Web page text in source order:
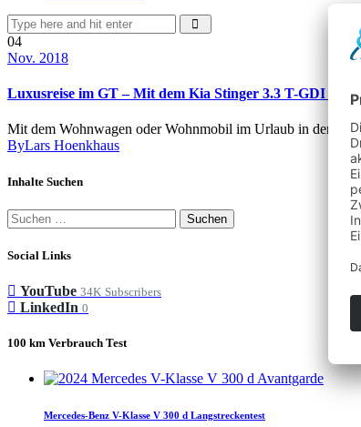
04
Nov. 2018
Luxusreise im GT – Mit dem Kia Stinger 3.3 T-GDI
Mit dem Wohnwagen oder Wohnmobil im Urlaub in den
ByLars Hoenkhaus
Inhalte Suchen
Suchen
nach:
Social Links
YouTube 34K Subscribers
LinkedIn 0
100 km Verbrauch Test
Mercedes-Benz V-Klasse V 300 d Langstreckentest